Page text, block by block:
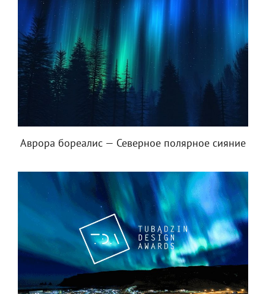
Аврора бореалис — Северное полярное сияние